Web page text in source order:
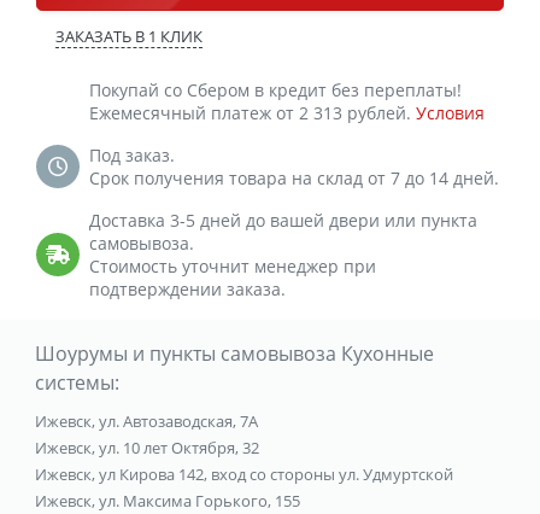
ЗАКАЗАТЬ В 1 КЛИК
Покупай со Сбером в кредит без переплаты!
Ежемесячный платеж от 2 313 рублей. Условия
Под заказ.
Срок получения товара на склад от 7 до 14 дней.
Доставка 3-5 дней до вашей двери или пункта
самовывоза.
Стоимость уточнит менеджер при
подтверждении заказа.
Шоурумы и пункты самовывоза Кухонные
системы:
Ижевск, ул. Автозаводская, 7А
Ижевск, ул. 10 лет Октября, 32
Ижевск, ул Кирова 142, вход со стороны ул. Удмуртской
Ижевск, ул. Максима Горького, 155